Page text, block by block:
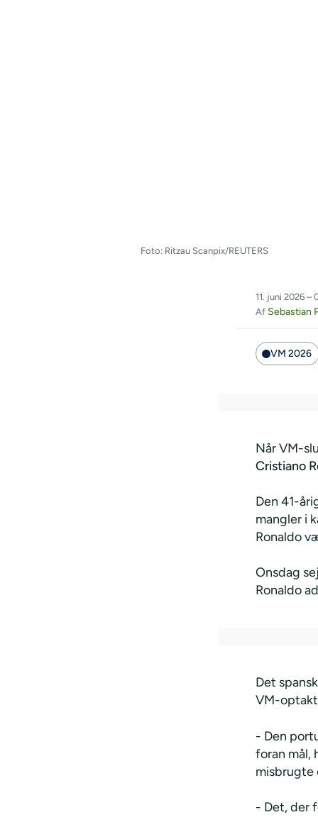
Foto: Ritzau Scanpix/REUTERS
11. juni 2026 –
Af Sebastian
VM 2026
Når VM-
Cristiano
Den 41-
mangler i
Ronaldo
Onsdag
Ronaldo
Det
VM-
- Den
foran mål,
misbrugte
- Det, der